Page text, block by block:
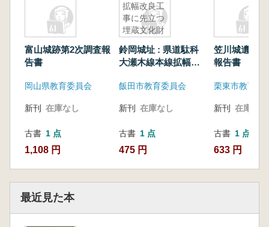
富山城跡第2次調査報
告書
岡山県教育委員会
新刊 在庫なし
古書 1 点
1,108 円
拡幅改良工
事に先立つ
埋蔵文化財
告書
鈴岡城址 : 県道駄科
大瀬木線本線拡幅改
文化財発掘調査報告
飯田市教育委員会
新刊 在庫なし
古書 1 点
475 円
笠川城遺跡
報告書
栗東市教育委
新刊 在庫なし
古書 1 点
633 円
最近見た本